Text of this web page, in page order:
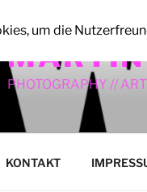
PHOTOGRAPHY //
KONTAKT
um die